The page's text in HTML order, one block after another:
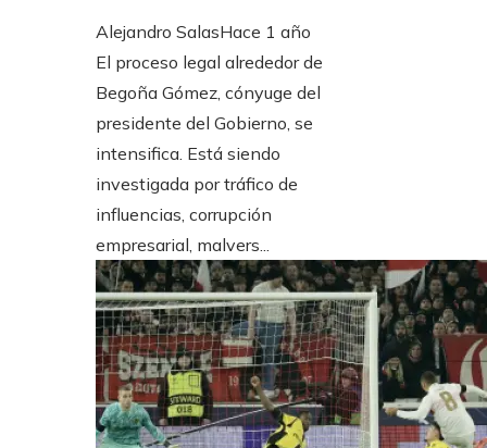
Alejandro SalasHace 1 año
El proceso legal alrededor de
Begoña Gómez, cónyuge del
presidente del Gobierno, se
intensifica. Está siendo
investigada por tráfico de
influencias, corrupción
empresarial, malvers...